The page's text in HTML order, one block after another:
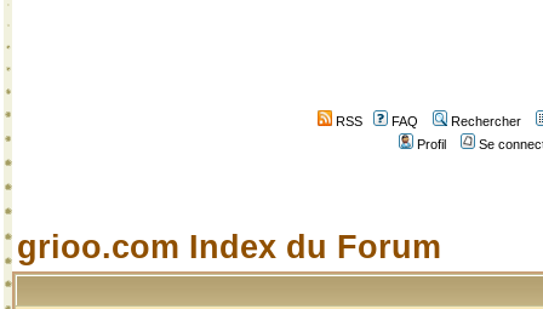
RSS FAQ
Rechercher
Profil
Se
grioo.com Index du Forum